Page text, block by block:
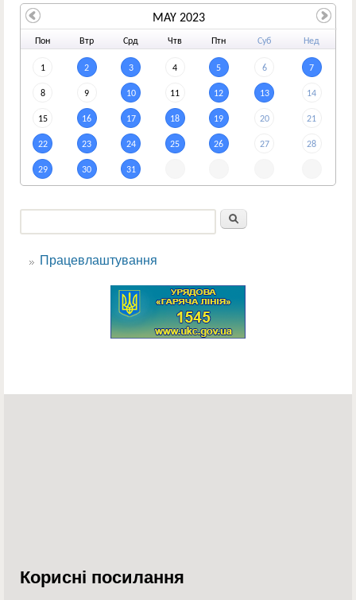
Пон Втр Срд Чтв Птн Суб Нед
1 2 3 4 5 6 7
8 9 10 11 12 13 14
15 16 17 18 19 20 21
22 23 24 25 26 27 28
29 30 31
MAY 2023
Пошукова форма
Працевлаштування
Корисні посилання